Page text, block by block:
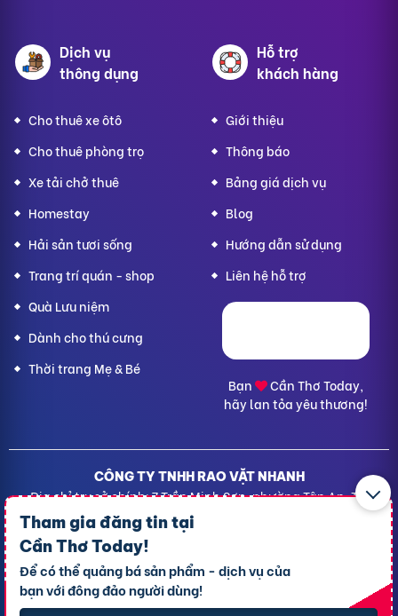
Tham gia đăng tin tại
Cần Thơ Today!
Để có thể quảng bá sản phẩm - dịch vụ của
bạn với đông đảo người dùng!
Dịch vụ
thông dụng
Cho thuê xe ôtô
Cho thuê phòng trọ
Xe tải chở thuê
Homestay
Hải sản tươi sống
Trang trí quán - shop
Quà Lưu niệm
Dành cho thú cưng
Thời trang Mẹ & Bé
Hỗ trợ
khách hàng
Giới thiệu
Thông báo
Bảng giá dịch vụ
Blog
Hướng dẫn sử dụng
Liên hệ hỗ trợ
Bạn
Cần Thơ Today,
hãy lan tỏa yêu thương!
CÔNG TY TNHH RAO VẶT NHANH
Địa chỉ trụ sở chính: 7 Trần Minh Sơn, phường Tân An, TP.
Cần Thơ
Giấy CNĐKDN: 1801717351 – Ngày cấp: 24/01/2022 - Cơ
quan cấp: Phòng Đăng ký kinh doanh – Sở kế hoạch và
Đầu tư TP. Cần Thơ
Liên hệ hỗ trợ- Hotline: